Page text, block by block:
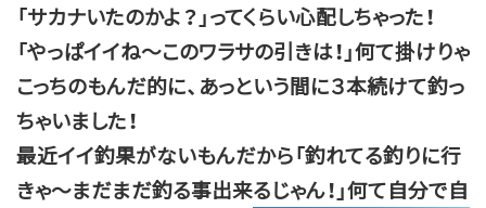
「サカナいたのかよ？」ってくらい心配しちゃった！
「やっぱイイね～このワラサの引きは！」何て掛けりゃ
こっちのもんだ的に、あっという間に３本続けて釣っ
ちゃいました！
最近イイ釣果がないもんだから「釣れてる釣りに行
きゃ～まだまだ釣る事出来るじゃん！」何て自分で自